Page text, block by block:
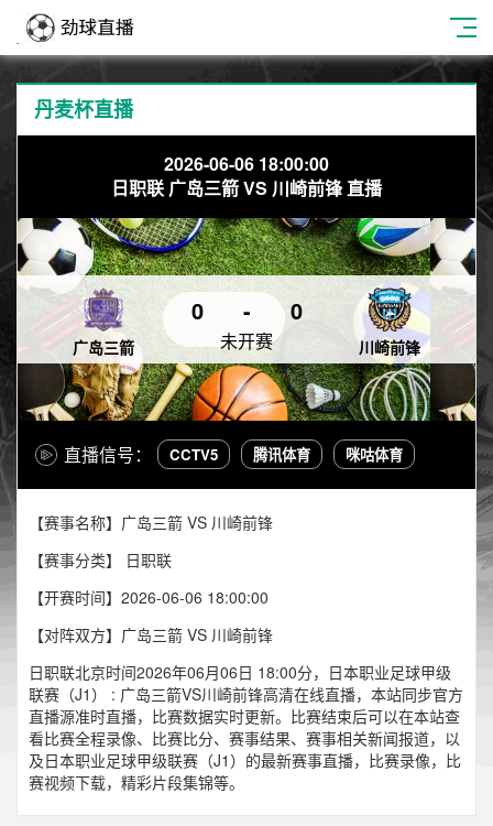
丹麦杯直播
2026-06-06 18:00:00
日职联 广岛三箭 VS 川崎前锋 直播
广岛三箭
0 - 0
川崎前锋
未开赛
直播信号： CCTV5 腾讯体育 咪咕体育
【赛事名称】广岛三箭 VS 川崎前锋
【赛事分类】 日职联
【开赛时间】2026-06-06 18:00:00
【对阵双方】广岛三箭 VS 川崎前锋
日职联北京时间2026年06月06日 18:00分，日本职业足球甲级
联赛（J1） : 广岛三箭VS川崎前锋高清在线直播，本站同步官方
直播源准时直播，比赛数据实时更新。比赛结束后可以在本站查
看比赛全程录像、比赛比分、赛事结果、赛事相关新闻报道，以
及日本职业足球甲级联赛（J1）的最新赛事直播，比赛录像，比
赛视频下载，精彩片段集锦等。